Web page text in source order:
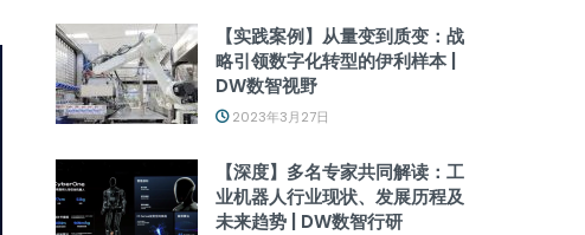
【实践案例】从量变到质变：战
略引领数字化转型的伊利样本 |
DW数智视野
2023年3月27日
【深度】多名专家共同解读：工
业机器人行业现状、发展历程及
未来趋势 | DW数智行研